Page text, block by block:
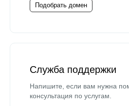
Подобрать домен
Служба поддержки
Напишите, если вам нужна
консультация по услугам.